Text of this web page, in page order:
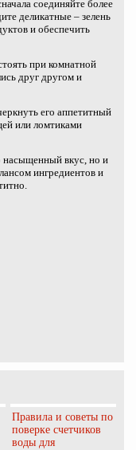
соединяйте более
деликатные – зелень
и обеспечить
при комнатной
друг другом и
его аппетитный
или ломтиками
насыщенный вкус, но и
ингредиентов и
Правила и советы по
поверке счетчиков
воды для